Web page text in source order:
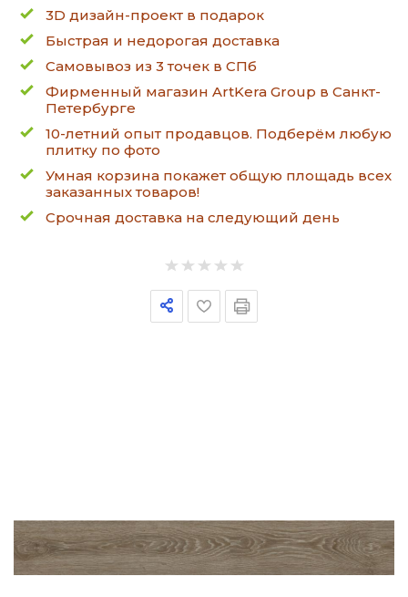
3D дизайн-проект в подарок
Быстрая и недорогая доставка
Самовывоз из 3 точек в СПб
Фирменный магазин ArtKera Group в Санкт-
Петербурге
10-летний опыт продавцов. Подберём любую
плитку по фото
Умная корзина покажет общую площадь всех
заказанных товаров!
Срочная доставка на следующий день